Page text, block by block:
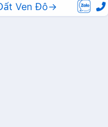
Ven Đô→